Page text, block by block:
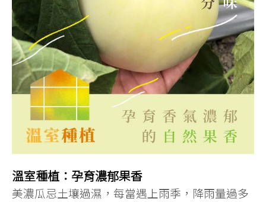
溫室種植：孕育濃郁果香
美濃瓜忌土壤過濕，每當遇上雨季，降雨量過多